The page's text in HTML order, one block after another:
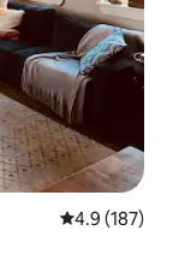
從 187 則評
4.9 (187)